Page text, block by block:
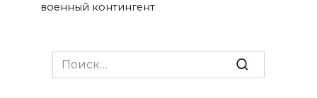
военный контингент
Search
for: